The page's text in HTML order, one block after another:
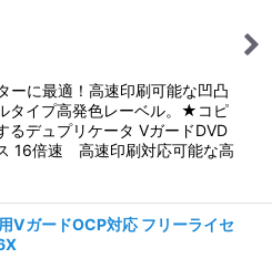
ーに最適！高速印刷可能な凹凸
タイプ高発色レーベル。★コピ
るデュプリケータ VガードDVD
16倍速 高速印刷対応可能な高
VガードOCP対応 フリーライセ